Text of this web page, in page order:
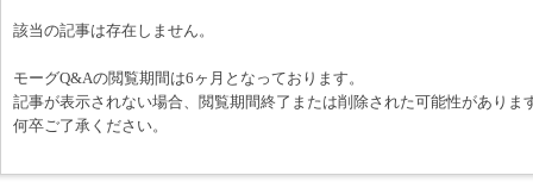
該当の記事は存在しません。
モーグQ&Aの閲覧期間は6ヶ月となっております。
記事が表示されない場合、閲覧期間終了または削除された可能性がありま
何卒ご了承ください。